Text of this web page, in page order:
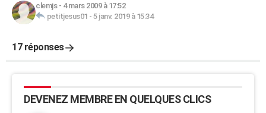
clemjs- 4 mars 2009 à 17:52
petitjesus01 - 5 janv. 2019 à 15:34
17 réponses
DEVENEZ MEMBRE EN QUELQUES CLICS